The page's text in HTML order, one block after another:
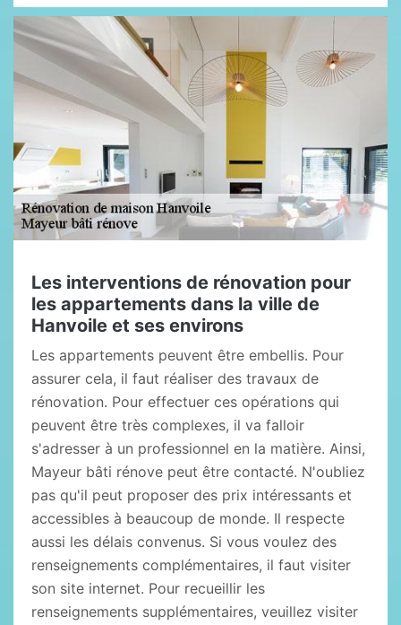
Les interventions de rénovation pour
les appartements dans la ville de
Hanvoile et ses environs
Les appartements peuvent être embellis. Pour
assurer cela, il faut réaliser des travaux de
rénovation. Pour effectuer ces opérations qui
peuvent être très complexes, il va falloir
s'adresser à un professionnel en la matière. Ainsi,
Mayeur bâti rénove peut être contacté. N'oubliez
pas qu'il peut proposer des prix intéressants et
accessibles à beaucoup de monde. Il respecte
aussi les délais convenus. Si vous voulez des
renseignements complémentaires, il faut visiter
son site internet. Pour recueillir les
renseignements supplémentaires, veuillez visiter